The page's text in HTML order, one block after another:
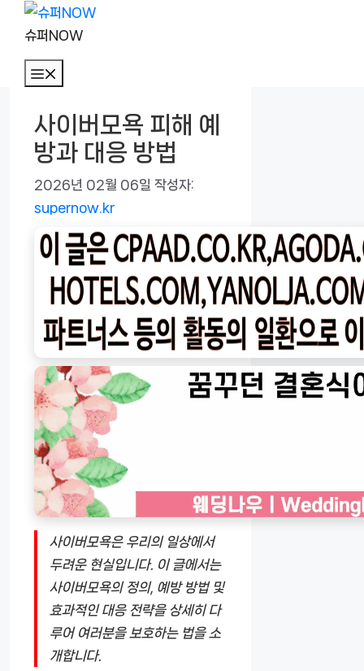
슈퍼NOW
사이버모욕 피해 예
방과 대응 방법
2026년 02월 06일 작성자:
supernow.kr
사이버모욕은 우리의 일상에서
두려운 현실입니다. 이 글에서는
사이버모욕의 정의, 예방 방법 및
효과적인 대응 전략을 상세히 다
루어 여러분을 보호하는 법을 소
개합니다.